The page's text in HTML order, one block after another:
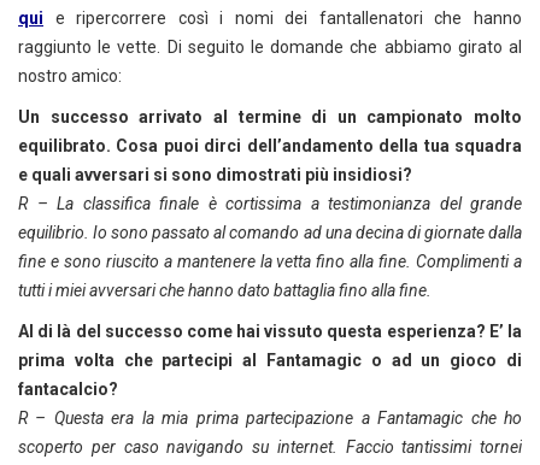
qui e ripercorrere così i nomi dei fantallenatori che hanno
raggiunto le vette. Di seguito le domande che abbiamo girato al
nostro amico:
Un successo arrivato al termine di un campionato molto
equilibrato. Cosa puoi dirci dell’andamento della tua squadra
e quali avversari si sono dimostrati più insidiosi?
R – La classifica finale è cortissima a testimonianza del grande
equilibrio. Io sono passato al comando ad una decina di giornate dalla
fine e sono riuscito a mantenere la vetta fino alla fine. Complimenti a
tutti i miei avversari che hanno dato battaglia fino alla fine.
Al di là del successo come hai vissuto questa esperienza? E’ la
prima volta che partecipi al Fantamagic o ad un gioco di
fantacalcio?
R – Questa era la mia prima partecipazione a Fantamagic che ho
scoperto per caso navigando su internet. Faccio tantissimi tornei